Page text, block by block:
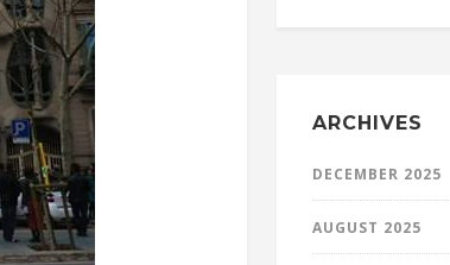
ARCHIVES
DECEMBER 2025
AUGUST 2025